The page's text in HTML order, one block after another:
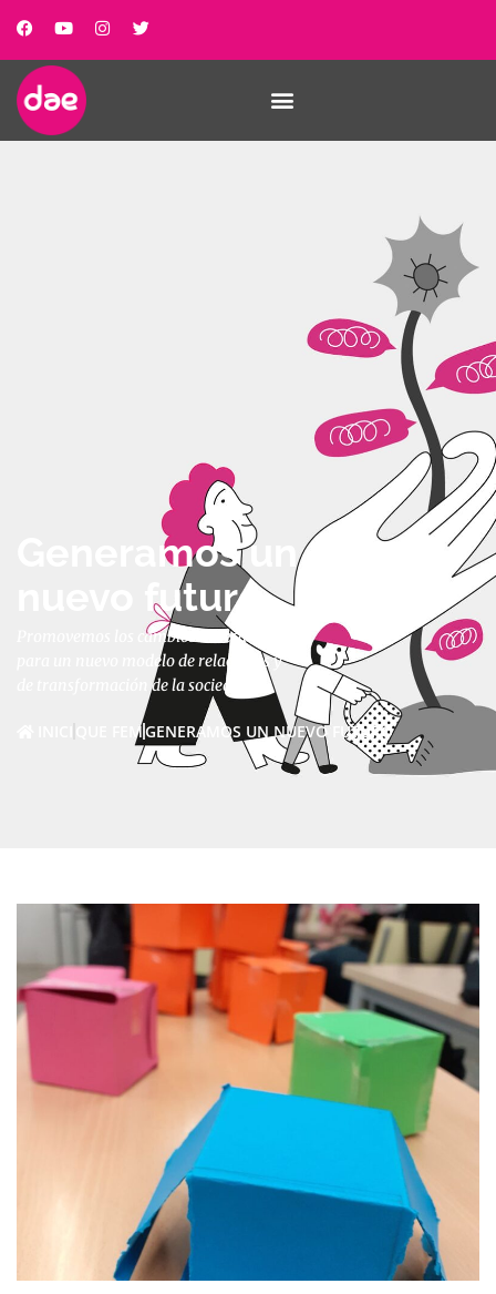
Generamos un
nuevo futuro
Promovemos los cambios necesarios
para un nuevo modelo de relaciones y
de transformación de la sociedad.
QUE FEMGENERAMOS UN NUEVO FUTURO